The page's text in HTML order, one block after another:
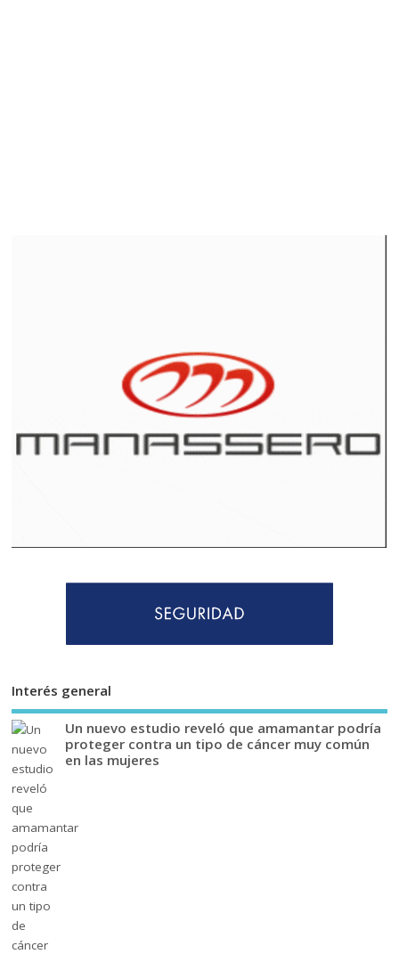
Interés general
Un nuevo estudio reveló que amamantar podría
proteger contra un tipo de cáncer muy común
en las mujeres